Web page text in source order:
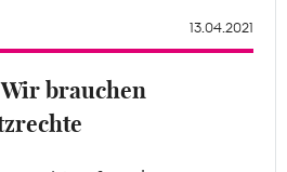
13.04.2021
brauchen